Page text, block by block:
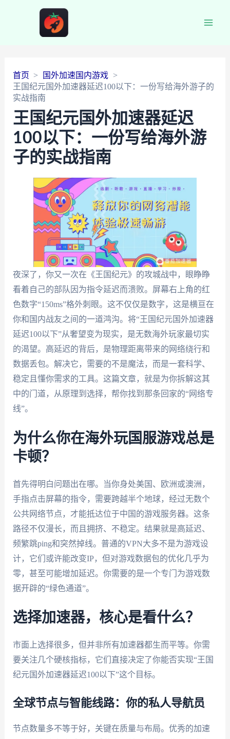
首页
国外加速国内游戏
王国纪元国外加速器延迟100以下：一份写给海外游子的
实战指南
王国纪元国外加速器延迟
100以下：一份写给海外游
子的实战指南
夜深了，你又一次在《王国纪元》的攻城战中，眼睁睁
看着自己的部队因为指令延迟而溃败。屏幕右上角的红
色数字“150ms”格外刺眼。这不仅仅是数字，这是横亘在
你和国内战友之间的一道鸿沟。将“王国纪元国外加速器
延迟100以下”从奢望变为现实，是无数海外玩家最切实
的渴望。高延迟的背后，是物理距离带来的网络绕行和
数据丢包。解决它，需要的不是魔法，而是一套科学、
稳定且懂你需求的工具。这篇文章，就是为你拆解这其
中的门道，从原理到选择，帮你找到那条回家的“网络专
线”。
为什么你在海外玩国服游戏总是
卡顿？
首先得明白问题出在哪。当你身处美国、欧洲或澳洲，
手指点击屏幕的指令，需要跨越半个地球，经过无数个
公共网络节点，才能抵达位于中国的游戏服务器。这条
路径不仅漫长，而且拥挤、不稳定。结果就是高延迟、
频繁跳ping和突然掉线。普通的VPN大多不是为游戏设
计，它们或许能改变IP，但对游戏数据包的优化几乎为
零，甚至可能增加延迟。你需要的是一个专门为游戏数
据开辟的“绿色通道”。
选择加速器，核心是看什么？
市面上选择很多，但并非所有加速器都生而平等。你需
要关注几个硬核指标，它们直接决定了你能否实现“王国
纪元国外加速器延迟100以下”这个目标。
全球节点与智能线路：你的私人导航员
节点数量多不等于好，关键在质量与布局。优秀的加速